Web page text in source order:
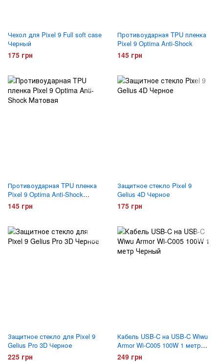
Чехол для Pixel 9 Full soft case
Черный
175 грн
Противоударная TPU пленка
Pixel 9 Optima Anti-Shock
145 грн
Противоударная TPU пленка
Pixel 9 Optima Anti-Shock
Матовая
145 грн
Защитное стекло Pixel 9
Gelius 4D Черное
175 грн
Защитное стекло для Pixel 9
Gelius Pro 3D Черное
225 грн
Кабель USB-C на USB-C Wiwu
Armor Wi-C005 100W 1 метр
Черный
249 грн